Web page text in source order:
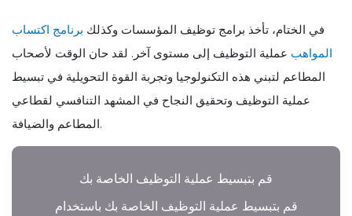
في الختام، تأخذ برامج توظيف المؤسسات وكذلك برنامج اكتساب
المواهب عملية التوظيف إلى مستوى آخر. لقد حان الوقت لأصحاب
المطاعم لتبني هذه التكنولوجيا وتجربة القوة التحويلية في تبسيط
عملية التوظيف وتحقيق النجاح في المشهد التنافسي لقطاعي
المطاعم والضيافة.
قم بتبسيط عملية التوظيف الخاصة بك
قم بتبسيط عملية التوظيف الخاصة بك باستخدام